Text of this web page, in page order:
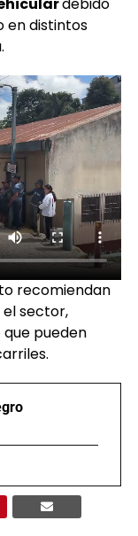
en distintos
recomiendan
sector,
pueden